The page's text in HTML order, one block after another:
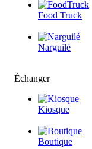
Food Truck
Narguilé
Échanger
Kiosque
Boutique